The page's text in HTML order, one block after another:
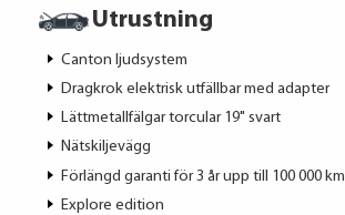
Utrustning
Canton ljudsystem
Dragkrok elektrisk utfällbar med adapter
Lättmetallfälgar torcular 19" svart
Nätskiljevägg
Förlängd garanti för 3 år upp till 100 000 km
Explore edition